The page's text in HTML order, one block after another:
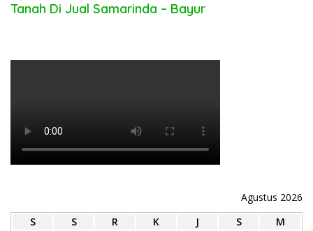
Tanah Di Jual Samarinda – Bayur
Agustus 2026
S
S R K J S
M